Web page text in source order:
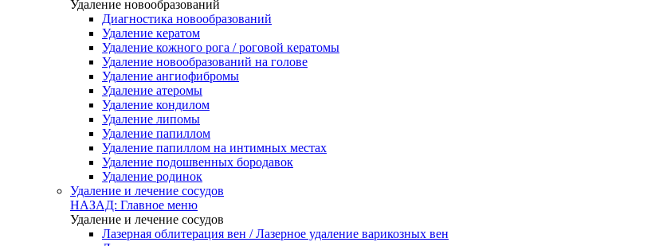
Удаление новообразований
Диагностика новообразований
Удаление кератом
Удаление кожного рога / роговой кератомы
Удаление новообразований на голове
Удаление ангиофибромы
Удаление атеромы
Удаление кондилом
Удаление липомы
Удаление папиллом
Удаление папиллом на интимных местах
Удаление подошвенных бородавок
Удаление родинок
Удаление и лечение сосудов
НАЗАД: Главное меню
Удаление и лечение сосудов
Лазерная облитерация вен / Лазерное удаление варикозных вен